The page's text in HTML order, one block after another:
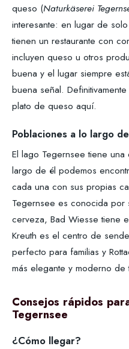
queso (Naturkäserei
interesante: en lugar de
tienen un restaurante con
incluyen queso u otros
buena y el lugar siempre
buena señal.
plato de queso aquí.
Poblaciones a lo largo
El lago Tegernsee tiene
largo de él podemos
cada una con sus propias
Tegernsee es conocida por
cerveza, Bad Wiesse tiene
Kreuth es el centro de
perfecto para familias y
más elegante y moderno de
Consejos rápidos
Tegernsee
¿Cómo llegar?